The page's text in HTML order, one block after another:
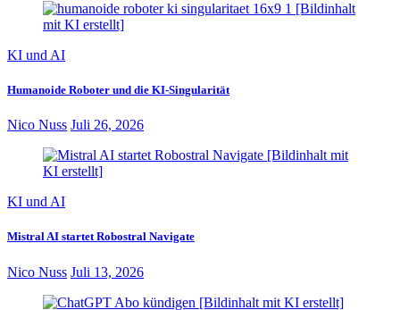
KI und AI
Humanoide Roboter und die KI-Singularität
Nico Nuss Juli 26, 2026
KI und AI
Mistral AI startet Robostral Navigate
Nico Nuss Juli 13, 2026